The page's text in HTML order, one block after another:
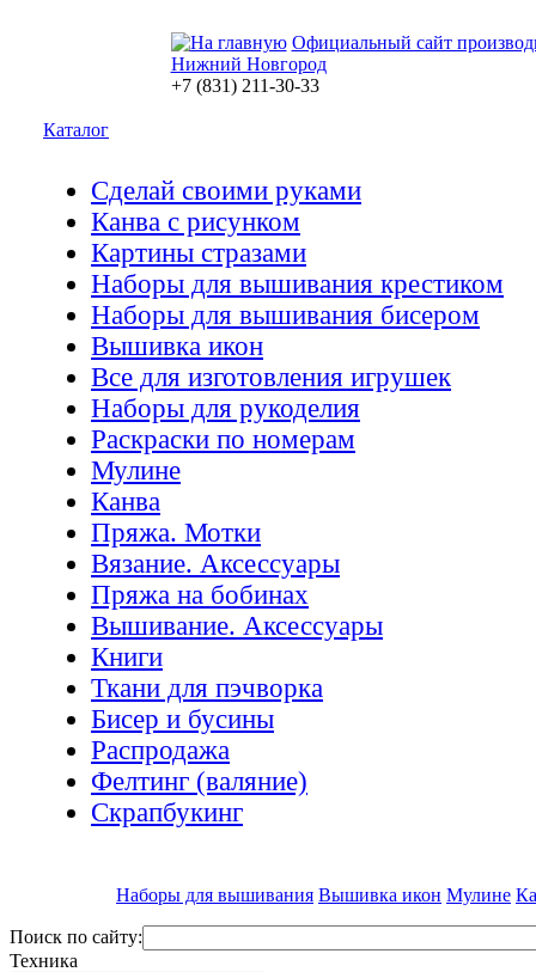
Официальный сайт
Нижний Новгород
+7 (831) 211-30-33
Каталог
Сделай своими руками
Канва с рисунком
Картины стразами
Наборы для вышивания крестиком
Наборы для вышивания бисером
Вышивка икон
Все для изготовления игрушек
Наборы для рукоделия
Раскраски по номерам
Мулине
Канва
Пряжа. Мотки
Вязание. Аксессуары
Пряжа на бобинах
Вышивание. Аксессуары
Книги
Ткани для пэчворка
Бисер и бусины
Распродажа
Фелтинг (валяние)
Скрапбукинг
Наборы для вышивания Вышивка икон Мулине
Поиск по сайту:
Техника